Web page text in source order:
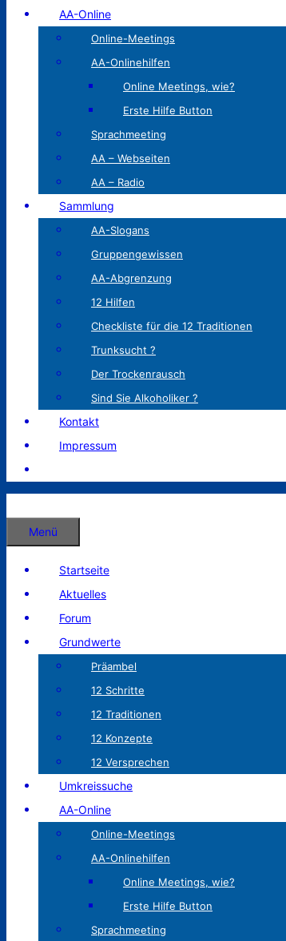
AA-Online
Online-Meetings
AA-Onlinehilfen
Online Meetings, wie?
Erste Hilfe Button
Sprachmeeting
AA – Webseiten
AA – Radio
Sammlung
AA-Slogans
Gruppengewissen
AA-Abgrenzung
12 Hilfen
Checkliste für die 12 Traditionen
Trunksucht ?
Der Trockenrausch
Sind Sie Alkoholiker ?
Kontakt
Impressum
Menü
Startseite
Aktuelles
Forum
Grundwerte
Präambel
12 Schritte
12 Traditionen
12 Konzepte
12 Versprechen
Umkreissuche
AA-Online
Online-Meetings
AA-Onlinehilfen
Online Meetings, wie?
Erste Hilfe Button
Sprachmeeting